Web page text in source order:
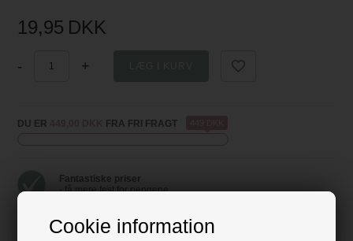
Cookie information
19,95 DKK
- +
DU ER FRA FRI FRAGT
Fantastiske priser
- få mere fest for pengene
Produkter i topklasse